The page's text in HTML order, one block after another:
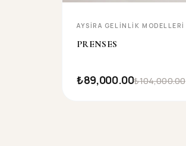
AYSIRA GELINLIK MODELLERI
PRENSES
₺104,000.00
₺89,000.00